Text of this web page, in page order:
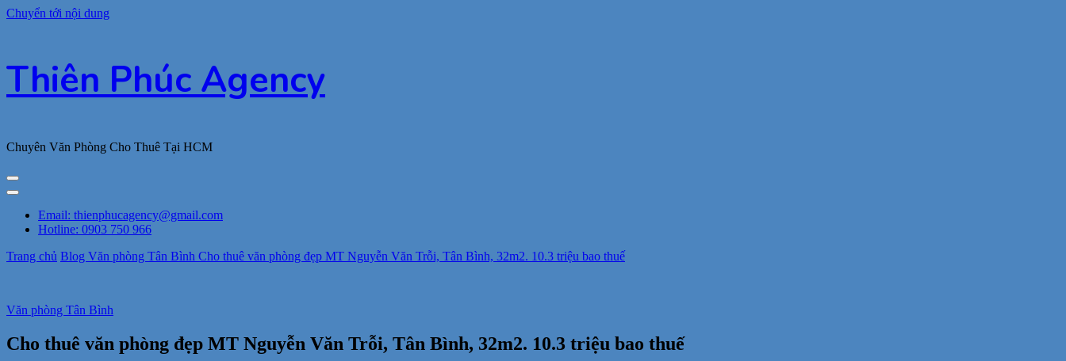
Chuyển tới nội dung
Thiên Phúc Agency
Chuyên Văn Phòng Cho Thuê Tại HCM
Email: thienphucagency@gmail.com
Hotline: 0903 750 966
Trang chủ Blog Văn phòng Tân Bình Cho thuê văn phòng đẹp MT Nguyễn Văn Trỗi, Tân Bình, 32m2. 10.3 triệu bao thuế
Văn phòng Tân Bình
Cho thuê văn phòng đẹp MT Nguyễn Văn Trỗi, Tân Bình, 32m2. 10.3 triệu bao thuế